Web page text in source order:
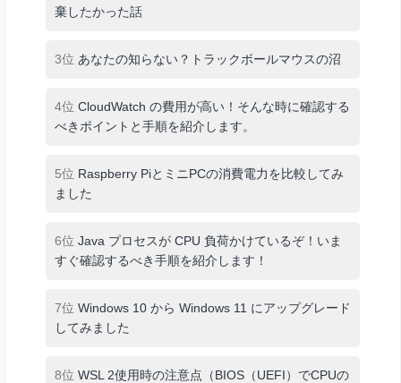
棄したかった話
3位 あなたの知らない？トラックボールマウスの沼
4位 CloudWatch の費用が高い！そんな時に確認する
べきポイントと手順を紹介します。
5位 Raspberry PiとミニPCの消費電力を比較してみ
ました
6位 Java プロセスが CPU 負荷かけているぞ！いま
すぐ確認するべき手順を紹介します！
7位 Windows 10 から Windows 11 にアップグレード
してみました
8位 WSL 2使用時の注意点（BIOS（UEFI）でCPUの